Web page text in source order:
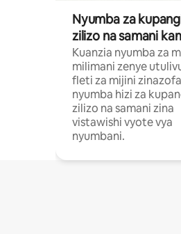
Nyumba za
zilizo na samani
Kuanzia nyumba za
milimani zenye
fleti za mijini
nyumba hizi za
zilizo na samani zina
vistawishi vyote vya
nyumbani.